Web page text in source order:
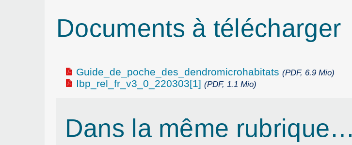
Documents à télécharger
Guide_de_poche_des_dendromicrohabitats (PDF, 6.9 Mio)
Ibp_rel_fr_v3_0_220303[1] (PDF, 1.1 Mio)
Dans la même rubrique…